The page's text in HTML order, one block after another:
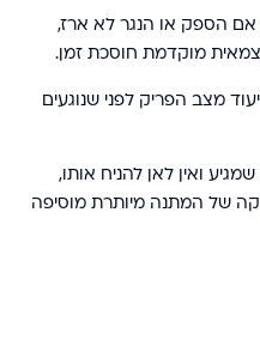
אם הספק או הנגר לא ארז,
מוקדמת חוסכת זמן.
מצב הפריק לפני שנוגעים
ואין לאן להניח אותו,
של המתנה מיותרת מוסיפה